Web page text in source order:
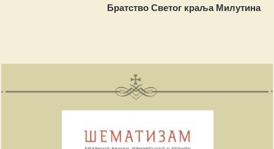
Братство Светог краља Милутина